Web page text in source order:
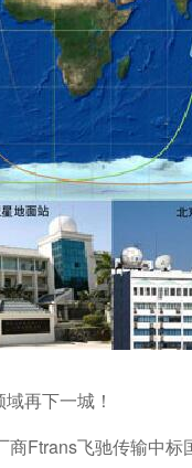
再下一城！
商Ftrans飞驰传输中